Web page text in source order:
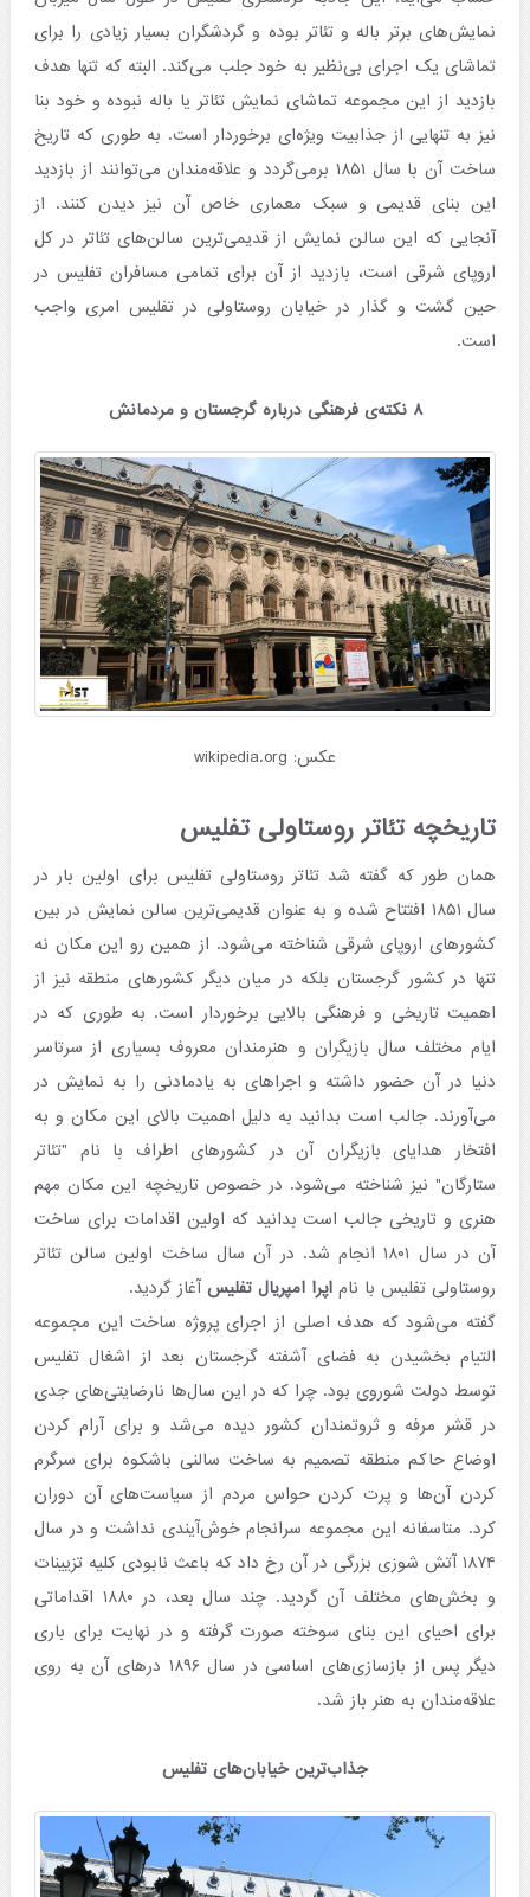
نمایش‌های برتر باله و تئاتر بوده و گردشگران بسیار زیادی را برای
تماشای یک اجرای بی‌نظیر به خود جلب می‌کند. البته که تنها هدف
بازدید از این مجموعه تماشای نمایش تئاتر یا باله نبوده و خود بنا
نیز به تنهایی از جذابیت ویژه‌ای برخوردار است. به طوری که تاریخ
ساخت آن با سال ۱۸۵۱ برمی‌گردد و علاقه‌مندان می‌توانند از بازدید
این بنای قدیمی و سبک معماری خاص آن نیز دیدن کنند. از
آنجایی که این سالن نمایش از قدیمی‌ترین سالن‌های تئاتر در کل
اروپای شرقی است، بازدید از آن برای تمامی مسافران تفلیس در
حین گشت و گذار در خیابان روستاولی در تفلیس امری واجب
است.
۸ نکته‌ی فرهنگی درباره گرجستان و مردمانش
عکس: wikipedia.org
تاریخچه تئاتر روستاولی تفلیس
همان طور که گفته شد تئاتر روستاولی تفلیس برای اولین بار در
سال ۱۸۵۱ افتتاح شده و به عنوان قدیمی‌ترین سالن نمایش در بین
کشورهای اروپای شرقی شناخته می‌شود. از همین رو این مکان نه
تنها در کشور گرجستان بلکه در میان دیگر کشورهای منطقه نیز از
اهمیت تاریخی و فرهنگی بالایی برخوردار است. به طوری که در
ایام مختلف سال بازیگران و هنرمندان معروف بسیاری از سرتاسر
دنیا در آن حضور داشته و اجراهای به یادمادنی را به نمایش در
می‌آورند. جالب است بدانید به دلیل اهمیت بالای این مکان و به
افتخار هدایای بازیگران آن در کشورهای اطراف با نام "تئاتر
ستارگان" نیز شناخته می‌شود. در خصوص تاریخچه این مکان مهم
هنری و تاریخی جالب است بدانید که اولین اقدامات برای ساخت
آن در سال ۱۸۰۱ انجام شد. در آن سال ساخت اولین سالن تئاتر
روستاولی تفلیس با نام اپرا امپریال تفلیسآغاز گردید.
گفته می‌شود که هدف اصلی از اجرای پروژه ساخت این مجموعه
التیام بخشیدن به فضای آشفته گرجستان بعد از اشغال تفلیس
توسط دولت شوروی بود. چرا که در این سال‌ها نارضایتی‌های جدی
در قشر مرفه و ثروتمندان کشور دیده می‌شد و برای آرام کردن
اوضاع حاکم منطقه تصمیم به ساخت سالنی باشکوه برای سرگرم
کردن آن‌ها و پرت کردن حواس مردم از سیاست‌های آن دوران
کرد. متاسفانه این مجموعه سرانجام خوش‌آیندی نداشت و در سال
۱۸۷۴ آتش شوزی بزرگی در آن رخ داد که باعث نابودی کلیه تزیینات
و بخش‌های مختلف آن گردید. چند سال بعد، در ۱۸۸۰ اقداماتی
برای احیای این بنای سوخته صورت گرفته و در نهایت برای باری
دیگر پس از بازسازی‌های اساسی در سال ۱۸۹۶ درهای آن به روی
علاقه‌مندان به هنر باز شد.
جذاب‌ترین خیابان‌های تفلیس